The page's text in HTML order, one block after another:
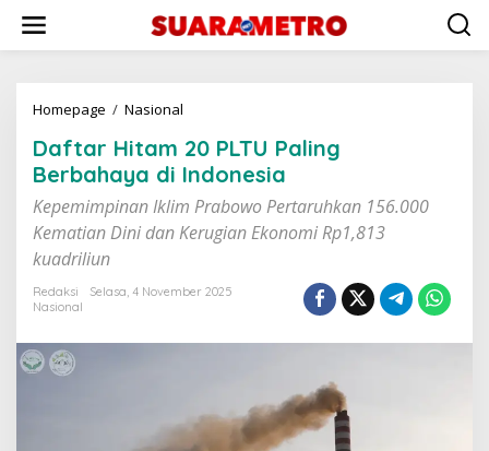
konten
Homepage / Nasional
20
PLTU
Paling
Berbahaya
di
Indonesia
Daftar Hitam 20 PLTU Paling
Berbahaya di Indonesia
Kepemimpinan Iklim Prabowo Pertaruhkan 156.000
Kematian Dini dan Kerugian Ekonomi Rp1,813
kuadriliun
Redaksi
Selasa, 4 November 2025
Nasional